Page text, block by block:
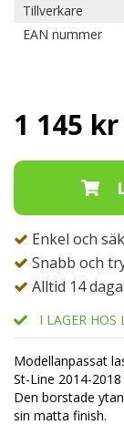
Tillverkare
EAN nummer
1 145 kr
Enkel och
Snabb och
Alltid 14
I LAGER HOS
Modellanpassat
St-Line 2014-
Den borstade
sin matta finish.